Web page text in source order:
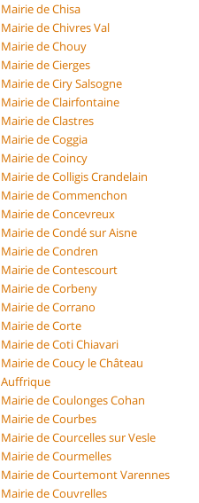
Mairie de Chisa
Mairie de Chivres Val
Mairie de Chouy
Mairie de Cierges
Mairie de Ciry Salsogne
Mairie de Clairfontaine
Mairie de Clastres
Mairie de Coggia
Mairie de Coincy
Mairie de Colligis Crandelain
Mairie de Commenchon
Mairie de Concevreux
Mairie de Condé sur Aisne
Mairie de Condren
Mairie de Contescourt
Mairie de Corbeny
Mairie de Corrano
Mairie de Corte
Mairie de Coti Chiavari
Mairie de Coucy le Château
Auffrique
Mairie de Coulonges Cohan
Mairie de Courbes
Mairie de Courcelles sur Vesle
Mairie de Courmelles
Mairie de Courtemont Varennes
Mairie de Couvrelles